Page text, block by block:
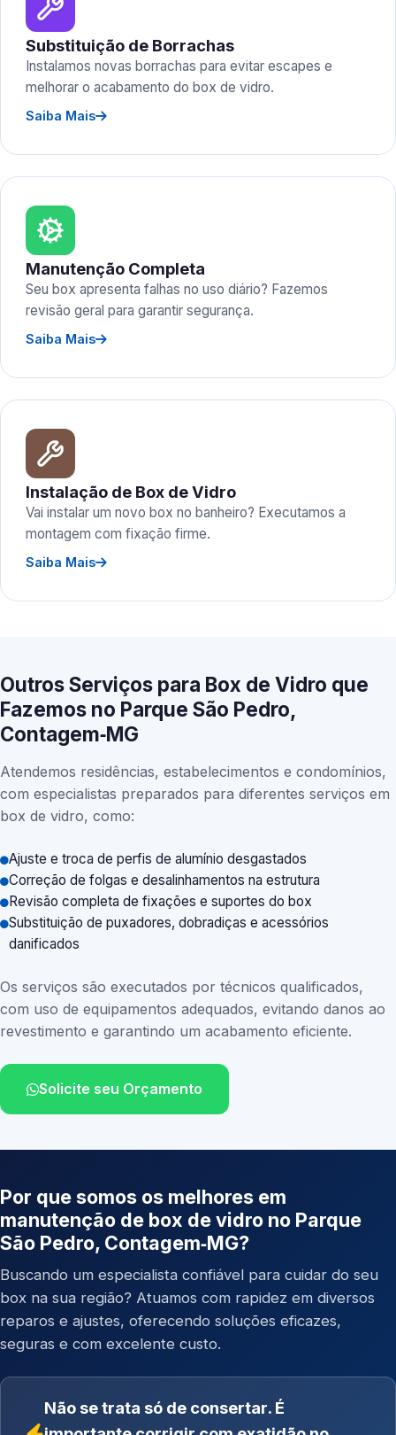
Substituição de Borrachas
Instalamos novas borrachas para evitar escapes e
melhorar o acabamento do box de vidro.
Saiba Mais
Manutenção Completa
Seu box apresenta falhas no uso diário? Fazemos
revisão geral para garantir segurança.
Saiba Mais
Instalação de Box de Vidro
Vai instalar um novo box no banheiro? Executamos a
montagem com fixação firme.
Saiba Mais
Outros Serviços para Box de Vidro que
Fazemos no Parque São Pedro,
Contagem‑MG
Atendemos residências, estabelecimentos e condomínios,
com especialistas preparados para diferentes serviços em
box de vidro, como:
Ajuste e troca de perfis de alumínio desgastados
Correção de folgas e desalinhamentos na estrutura
Revisão completa de fixações e suportes do box
Substituição de puxadores, dobradiças e acessórios
danificados
Os serviços são executados por técnicos qualificados,
com uso de equipamentos adequados, evitando danos ao
revestimento e garantindo um acabamento eficiente.
Solicite seu Orçamento
Por que somos os melhores em
manutenção de box de vidro no Parque
São Pedro, Contagem‑MG?
Buscando um especialista confiável para cuidar do seu
box na sua região? Atuamos com rapidez em diversos
reparos e ajustes, oferecendo soluções eficazes,
seguras e com excelente custo.
Não se trata só de consertar. É